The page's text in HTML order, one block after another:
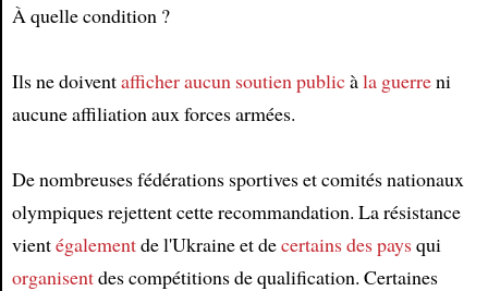
Article
À quelle condition ?
Ils ne doiventafficheraucun soutien publicàla guerreni
aucune affiliation aux forces armées.
De nombreuses fédérations sportives et comités nationaux
olympiques rejettent cette recommandation. La résistance
vientégalementde l'Ukraine et decertains des paysqui
organisentdes compétitions de qualification. Certaines